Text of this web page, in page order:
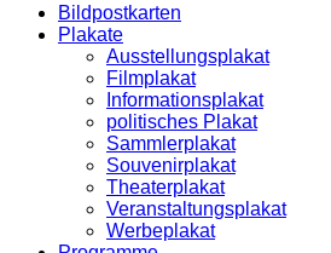
Bildpostkarten
Plakate
Ausstellungsplakat
Filmplakat
Informationsplakat
politisches Plakat
Sammlerplakat
Souvenirplakat
Theaterplakat
Veranstaltungsplakat
Werbeplakat